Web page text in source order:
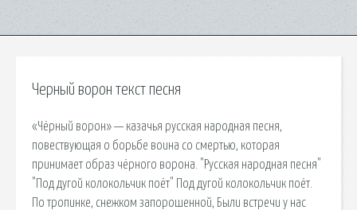
Черный ворон текст песня
«Чёрный ворон» — казачья русская народная песня,
повествующая о борьбе воина со смертью, которая
принимает образ чёрного ворона. "Русская народная песня"
"Под дугой колокольчик поёт" Под дугой колокольчик поёт.
По тропинке, снежком запорошенной, Были встречи у нас